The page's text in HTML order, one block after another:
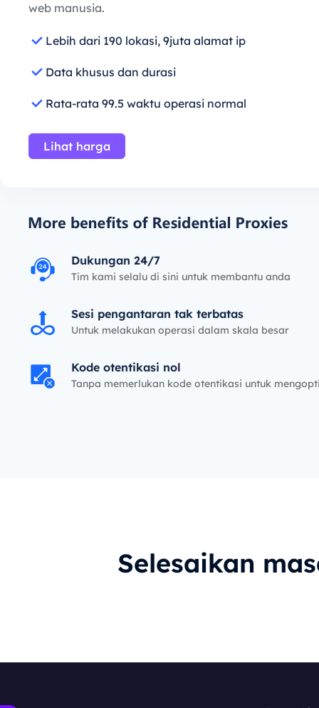
web manusia.
Lebih dari 190 lokasi, 9juta alamat ip
Data khusus dan durasi
Rata-rata 99.5 waktu operasi normal
Lihat harga
Dukungan 24/7
Tim kami selalu di sini untuk membantu anda
Sesi pengantaran tak terbatas
Untuk melakukan operasi dalam skala besar
Kode otentikasi nol
Tanpa memerlukan kode otentikasi untuk
Selesaikan